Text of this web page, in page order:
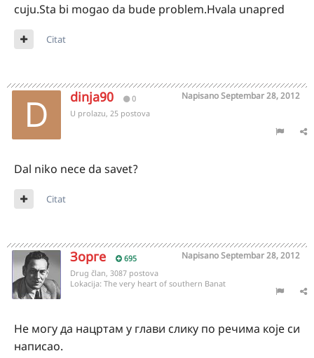
cuju.Sta bi mogao da bude problem.Hvala unapred
Citat
dinja90 0 NapisanoSeptembar 28, 2012
U prolazu, 25 postova
Dal niko nece da savet?
Citat
Зорге 695 NapisanoSeptembar 28, 2012
Drug član, 3087 postova
Lokacija: The very heart of southern Banat
Не могу да нацртам у глави слику по речима које си
написао.